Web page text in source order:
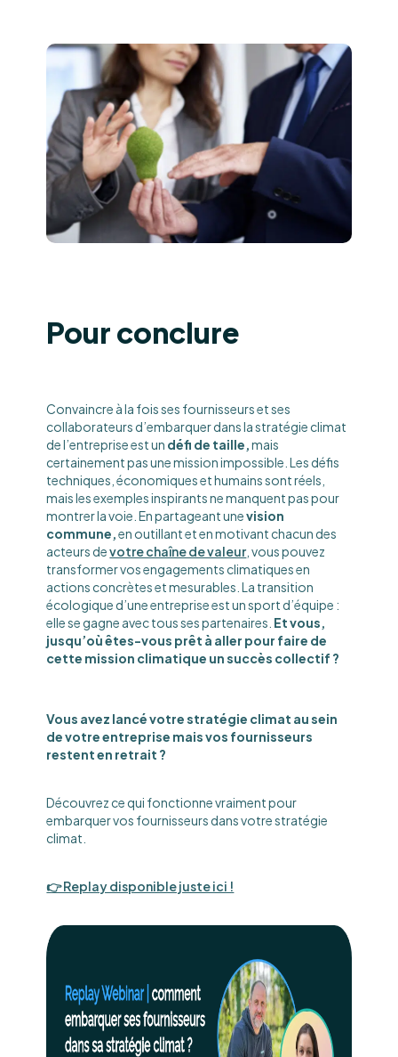
Pour conclure
Convaincre à la fois ses fournisseurs et ses
collaborateurs d’embarquer dans la stratégie climat
de l’entreprise est un défi de taille,mais
certainement pas une mission impossible. Les défis
techniques, économiques et humains sont réels,
mais les exemples inspirants ne manquent pas pour
montrer la voie. En partageant unevision
commune,en outillant et en motivant chacun des
acteurs devotre chaîne de valeur, vous pouvez
transformer vos engagements climatiques en
actions concrètes et mesurables. La transition
écologique d’une entreprise est un sport d’équipe :
elle se gagne avec tous ses partenaires. Et vous,
jusqu’où êtes-vous prêt à aller pour faire de
cette mission climatique un succès collectif ?
Vous avez lancé votre stratégie climat au sein
de votre entreprise mais vos fournisseurs
restent en retrait ?
Découvrez ce qui fonctionne vraiment pour
embarquer vos fournisseurs dans votre stratégie
climat.
👉 Replay disponible juste ici !